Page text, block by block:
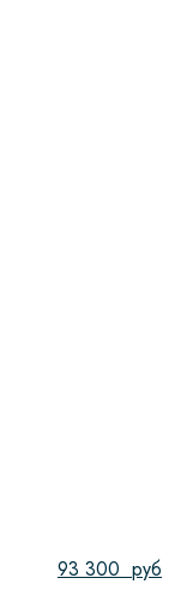
93 300 руб